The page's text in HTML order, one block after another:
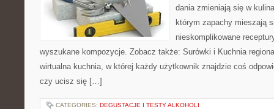
dania zmieniają się w
którym zapachy mieszają
nieskomplikowane
wyszukane kompozycje. Zobacz także: Surówki i Kuchnia
wirtualna kuchnia, w której każdy użytkownik znajdzie coś
czy ucisz się […]
CATEGORIES: DEGUSTACJE I TESTY ALKOHOLI